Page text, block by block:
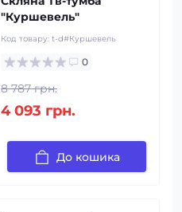
"Куршевель"
Код товару: t-d#Куршевель
0
8 787 грн.
4 093 грн.
До кошика